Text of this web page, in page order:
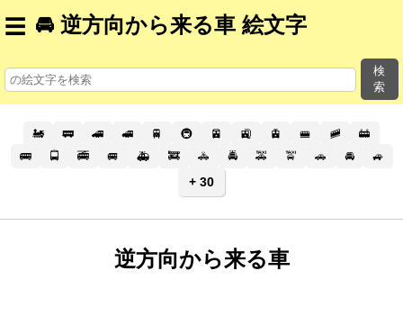
☰ 🚘 逆方向から来る車 絵文字
検
索
🚂 🚃 🚄 🚅 🚆 🚇 🚈 🚉 🚊 🚝 🚞
🚋
🚌
🚍 🚎 🚐 🚑 🚒 🚓 🚔 🚕 🚖 🚗 🚘 🚙
+ 30
逆方向から来る車